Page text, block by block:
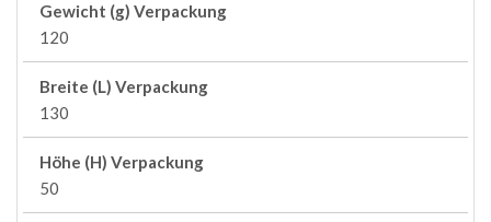
Gewicht (g) Verpackung
120
Breite (L) Verpackung
130
Höhe (H) Verpackung
50